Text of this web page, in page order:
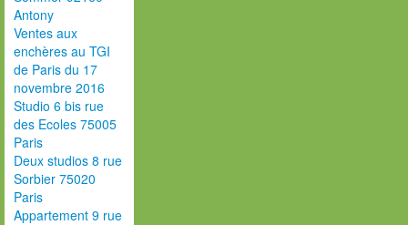
Antony
Ventes aux
enchères au TGI
de Paris du 17
novembre 2016
Studio 6 bis rue
des Ecoles 75005
Paris
Deux studios 8 rue
Sorbier 75020
Paris
Appartement 9 rue